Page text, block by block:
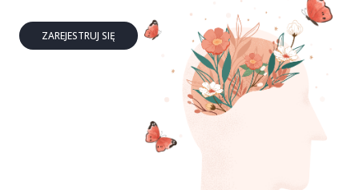
ZAREJESTRUJ SIĘ